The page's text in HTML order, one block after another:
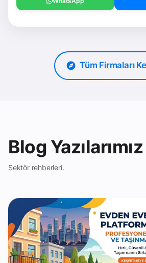
Tüm Firmaları
Blog Yazılarımız
Sektör rehberleri.